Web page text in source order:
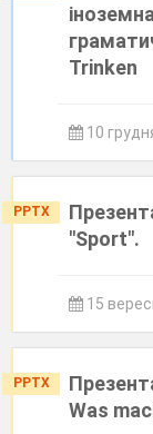
Trinken
10
PPTX
"Sport".
15
PPTX
Was